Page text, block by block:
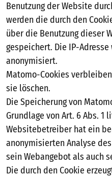
Benutzung der Website
werden die durch den
über die Benutzung dieser
gespeichert. Die IP-
anonymisiert.
Matomo-Cookies
sie löschen.
Die Speicherung von
Grundlage von Art. 6 Abs. 1
Websitebetreiber hat ein
anonymisierten Analyse
sein Webangebot als auch
Die durch den Cookie